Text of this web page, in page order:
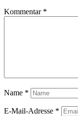
Kommentar *
Name *
E-Mail-Adresse *